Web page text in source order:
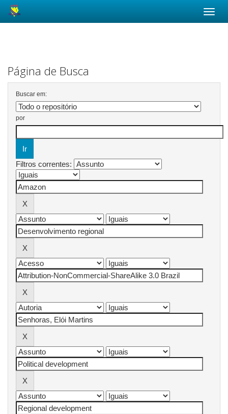
Página de Busca
Buscar em:
por
Filtros correntes: